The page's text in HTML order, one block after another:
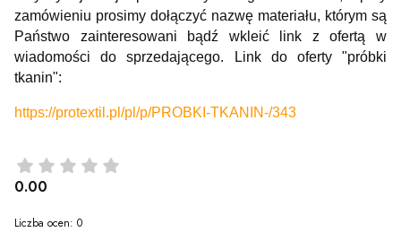
zamówieniu prosimy dołączyć nazwę materiału, którym są
Państwo zainteresowani bądź wkleić link z ofertą w
wiadomości do sprzedającego. Link do oferty "próbki
tkanin":
https://protextil.pl/pl/p/PROBKI-TKANIN-/343
0.00
Liczba ocen: 0